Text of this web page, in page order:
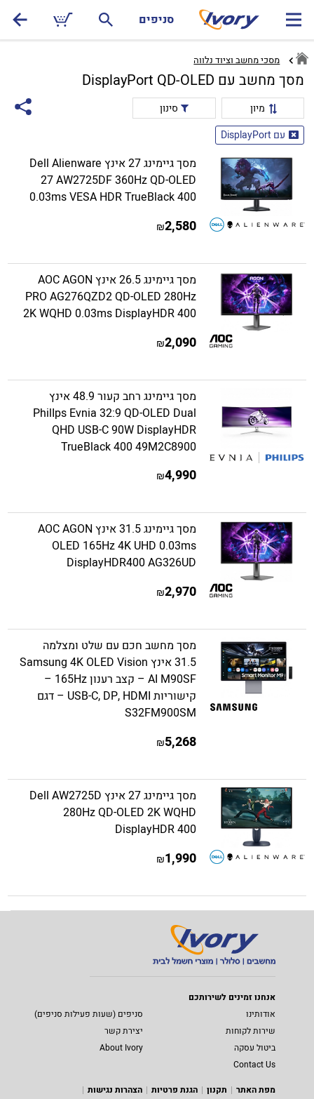
סניפים
מסכי מחשב וציוד נלווה
מסך מחשב עם DisplayPort QD-OLED
מיון
סינון
עם DisplayPort
מסך גיימינג 27 אינץ Dell Alienware
27 AW2725DF 360Hz QD-OLED
0.03ms VESA HDR TrueBlack 400
2,580
₪
מסך גיימינג 26.5 אינץ AOC AGON
PRO AG276QZD2 QD-OLED 280Hz
2K WQHD 0.03ms DisplayHDR 400
2,090
₪
מסך גיימינג רחב קעור 48.9 אינץ
PhilIps Evnia 32:9 QD-OLED Dual
QHD USB-C 90W DisplayHDR
TrueBlack 400 49M2C8900
4,990
₪
מסך גיימינג 31.5 אינץ AOC AGON
OLED 165Hz 4K UHD 0.03ms
DisplayHDR400 AG326UD
2,970
₪
מסך מחשב חכם עם שלט ומצלמה
31.5 אינץ Samsung 4K OLED Vision
AI M90SF – קצב רענון 165Hz –
קישוריות USB-C, DP, HDMI – דגם
S32FM900SM
5,268
₪
מסך גיימינג 27 אינץ Dell AW2725D
280Hz QD-OLED 2K WQHD
DisplayHDR 400
1,990
₪
אנחנו זמינים לשירותכם
אודותינו
סניפים (שעות פעילות סניפים)
שירות לקוחות
יצירת קשר
ביטול עסקה
About Ivory
Contact Us
מפת האתר
תקנון הגנת פרטיות
הצהרות נגישות